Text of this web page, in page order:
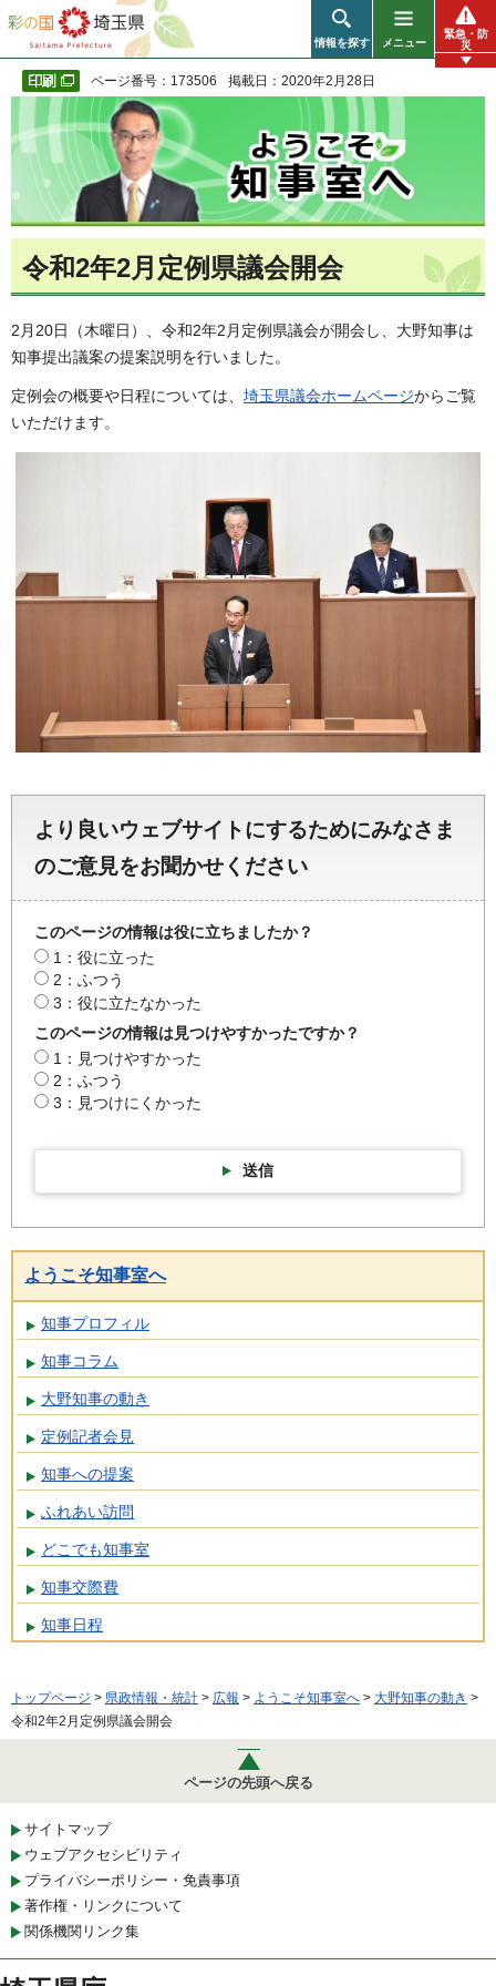
彩の国 埼玉県
情報を探す メニュー
緊急・防
災
ページ番号：173506 掲載日：2020年2月28日
令和2年2月定例県議会開会
2月20日（木曜日）、令和2年2月定例県議会が開会し、大野知事は
知事提出議案の提案説明を行いました。
定例会の概要や日程については、 埼玉県議会ホームページからご覧
いただけます。
より良いウェブサイトにするためにみなさま
のご意見をお聞かせください
このページの情報は役に立ちましたか？
1：役に立った
2：ふつう
3：役に立たなかった
このページの情報は見つけやすかったですか？
1：見つけやすかった
2：ふつう
3：見つけにくかった
送信
ようこそ知事室へ
知事プロフィル
知事コラム
大野知事の動き
定例記者会見
知事への提案
ふれあい訪問
どこでも知事室
知事交際費
知事日程
トップページ > 県政情報・統計 > 広報 > ようこそ知事室へ > 大野知事の動き >
令和2年2月定例県議会開会
ページの先頭へ戻る
サイトマップ
ウェブアクセシビリティ
プライバシーポリシー・免責事項
著作権・リンクについて
関係機関リンク集